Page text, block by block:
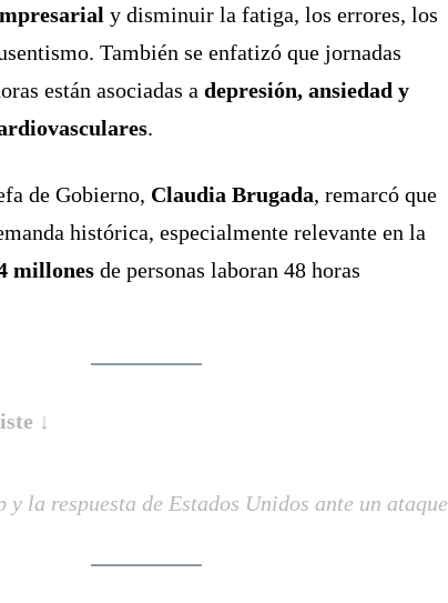
y disminuir la fatiga, los errores, los
También se enfatizó que jornadas
están asociadas adepresión, ansiedad y
.
de Gobierno, Claudia Brugada, remarcó que
histórica, especialmente relevante en la
millones de personas laboran 48 horas
↓
y la respuesta de Estados Unidos ante un ataque